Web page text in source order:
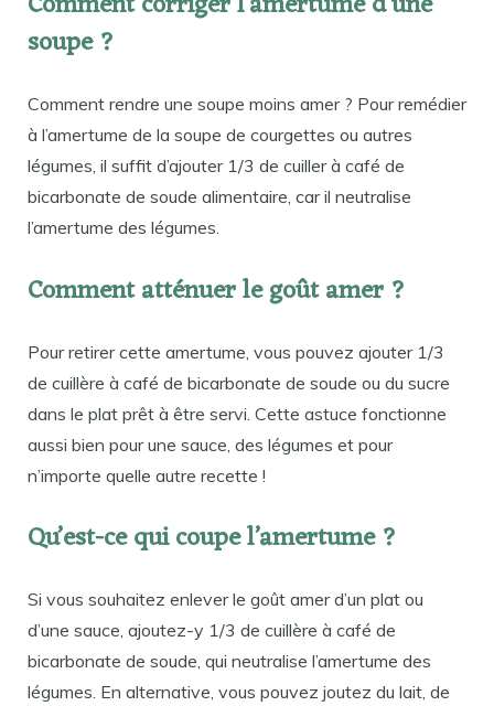
soupe ?
Comment rendre une soupe moins amer ? Pour remédier
à l’amertume de la soupe de courgettes ou autres
légumes, il suffit d’ajouter 1/3 de cuiller à café de
bicarbonate de soude alimentaire, car il neutralise
l’amertume des légumes.
Comment atténuer le goût amer ?
Pour retirer cette amertume, vous pouvez ajouter 1/3
de cuillère à café de bicarbonate de soude ou du sucre
dans le plat prêt à être servi. Cette astuce fonctionne
aussi bien pour une sauce, des légumes et pour
n’importe quelle autre recette !
Qu’est-ce qui coupe l’amertume ?
Si vous souhaitez enlever le goût amer d’un plat ou
d’une sauce, ajoutez-y 1/3 de cuillère à café de
bicarbonate de soude, qui neutralise l’amertume des
légumes. En alternative, vous pouvez joutez du lait, de